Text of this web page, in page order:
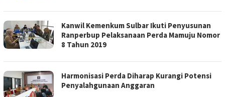
Kanwil Kemenkum Sulbar Ikuti Penyusunan
Ranperbup Pelaksanaan Perda Mamuju Nomor
8 Tahun 2019
Harmonisasi Perda Diharap Kurangi Potensi
Penyalahgunaan Anggaran